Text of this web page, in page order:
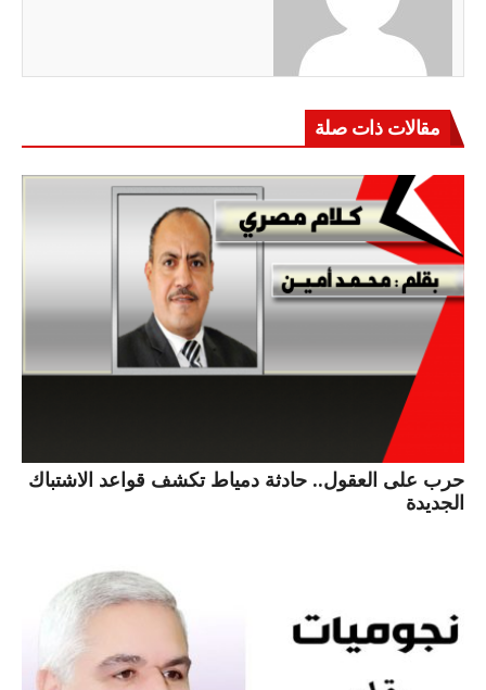
مقالات ذات صلة
حرب على العقول.. حادثة دمياط تكشف قواعد الاشتباك
الجديدة